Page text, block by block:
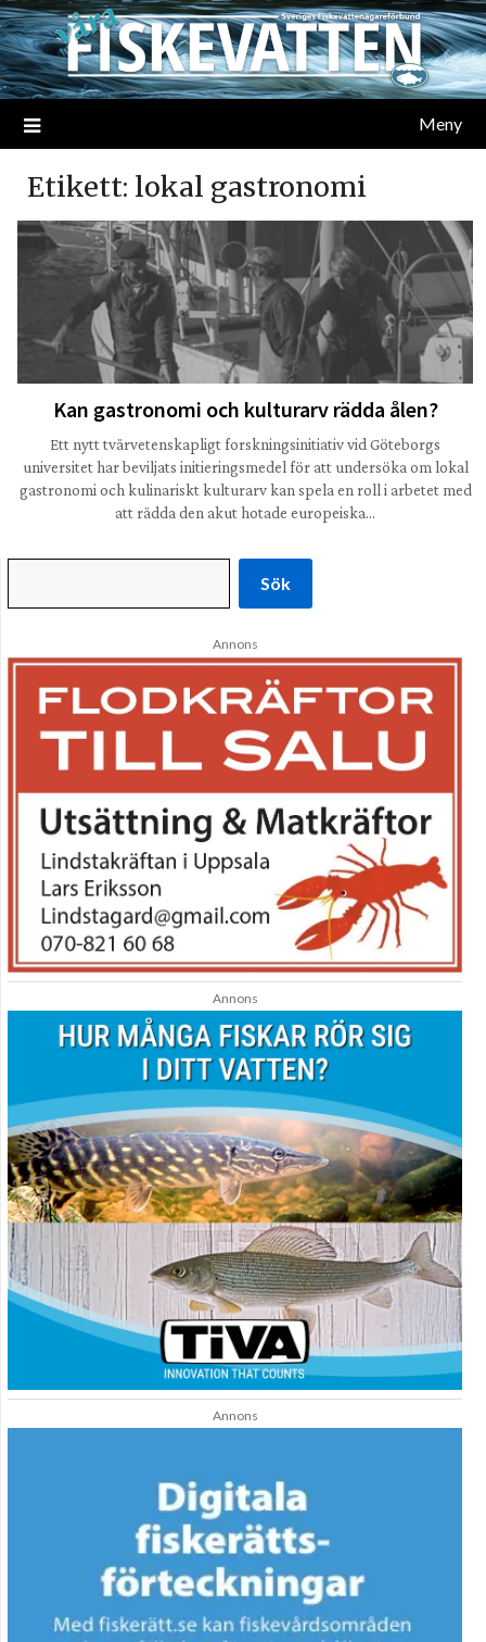
Meny
Etikett: lokal gastronomi
Kan gastronomi och kulturarv rädda ålen?
Ett nytt tvärvetenskapligt forskningsinitiativ vid Göteborgs
universitet har beviljats initieringsmedel för att undersöka om lokal
gastronomi och kulinariskt kulturarv kan spela en roll i arbetet med
att rädda den akut hotade europeiska…
Sök
Annons
Annons
Annons